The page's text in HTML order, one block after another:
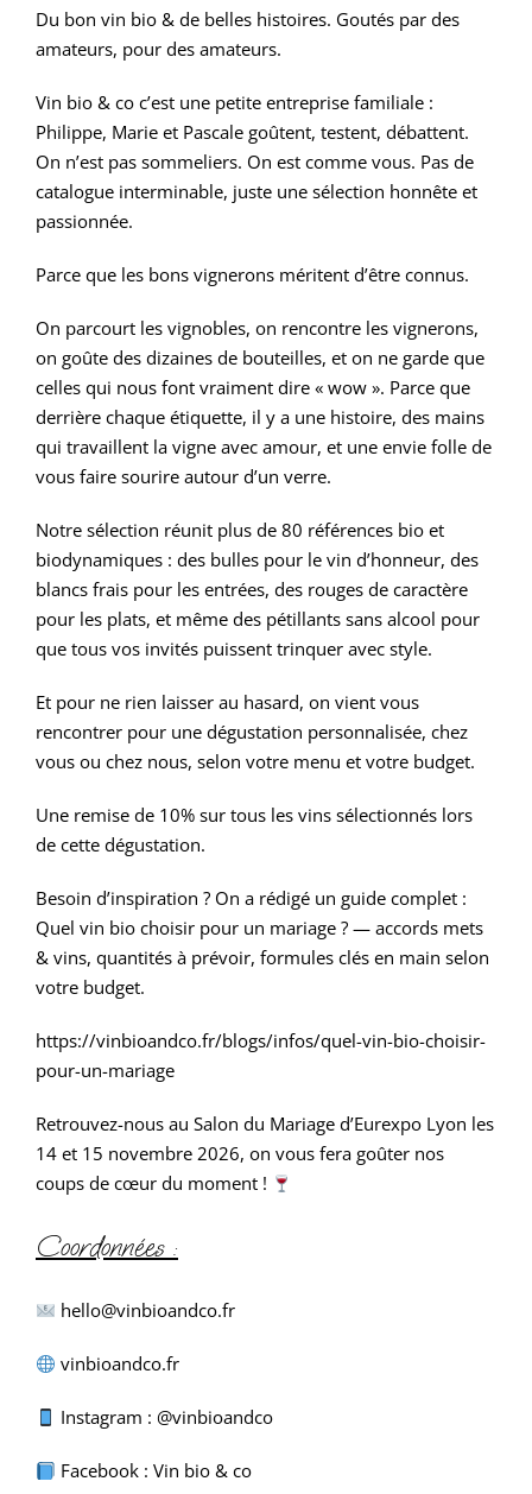
Du bon vin bio & de belles histoires. Goutés par des
amateurs, pour des amateurs.
Vin bio & co c’est une petite entreprise familiale :
Philippe, Marie et Pascale goûtent, testent, débattent.
On n’est pas sommeliers. On est comme vous. Pas de
catalogue interminable, juste une sélection honnête et
passionnée.
Parce que les bons vignerons méritent d’être connus.
On parcourt les vignobles, on rencontre les vignerons,
on goûte des dizaines de bouteilles, et on ne garde que
celles qui nous font vraiment dire « wow ». Parce que
derrière chaque étiquette, il y a une histoire, des mains
qui travaillent la vigne avec amour, et une envie folle de
vous faire sourire autour d’un verre.
Notre sélection réunit plus de 80 références bio et
biodynamiques : des bulles pour le vin d’honneur, des
blancs frais pour les entrées, des rouges de caractère
pour les plats, et même des pétillants sans alcool pour
que tous vos invités puissent trinquer avec style.
Et pour ne rien laisser au hasard, on vient vous
rencontrer pour une dégustation personnalisée, chez
vous ou chez nous, selon votre menu et votre budget.
Une remise de 10% sur tous les vins sélectionnés lors
de cette dégustation.
Besoin d’inspiration ? On a rédigé un guide complet :
Quel vin bio choisir pour un mariage ? — accords mets
& vins, quantités à prévoir, formules clés en main selon
votre budget.
https://vinbioandco.fr/blogs/infos/quel-vin-bio-choisir-
pour-un-mariage
Retrouvez-nous au Salon du Mariage d’Eurexpo Lyon les
14 et 15 novembre 2026, on vous fera goûter nos
coups de cœur du moment !
Coordonnées :
hello@vinbioandco.fr
vinbioandco.fr
Instagram : @vinbioandco
Facebook : Vin bio & co